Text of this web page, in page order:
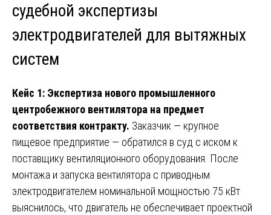
судебной экспертизы
электродвигателей для вытяжных
систем
Кейс 1: Экспертиза нового промышленного
центробежного вентилятора на предмет
соответствия контракту. Заказчик — крупное
пищевое предприятие — обратился в суд с иском к
поставщику вентиляционного оборудования. После
монтажа и запуска вентилятора с приводным
электродвигателем номинальной мощностью 75 кВт
выяснилось, что двигатель не обеспечивает проектной